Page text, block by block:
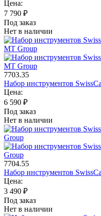
Цена:
7 790 ₽
Под заказ
Нет в наличии
7703.35
Набор инструментов
Цена:
6 590 ₽
Под заказ
Нет в наличии
7704.55
Набор инструментов
Цена:
3 490 ₽
Под заказ
Нет в наличии